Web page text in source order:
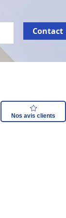
Nos avis clients
Contact